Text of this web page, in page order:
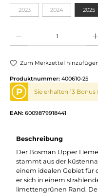
2023(Diese Option ist zurzeit nicht
2024(Diese Option ist
2025
Zum Merkzettel
Produktnummer: 400610-25
P Sie erhalten 13
EAN: 6009879918441
Beschreibung
Der Bosman Upper
stammt aus der
einem idealen Gebiet für
er sich in einem
limettengrünen Rand.